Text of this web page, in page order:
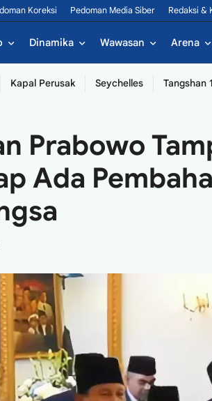
Koreksi Pedoman Media Siber Redaksi &
Dinamika Wawasan Arena
Kapal Perusak Seychelles Tangshan
Prabowo
Ada